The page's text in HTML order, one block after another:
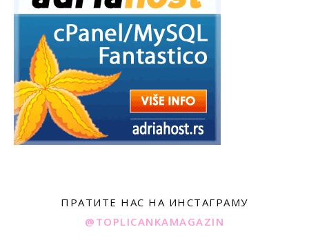
ПРАТИТЕ НАС НА ИНСТАГРАМУ
@TOPLICANKAMAGAZIN